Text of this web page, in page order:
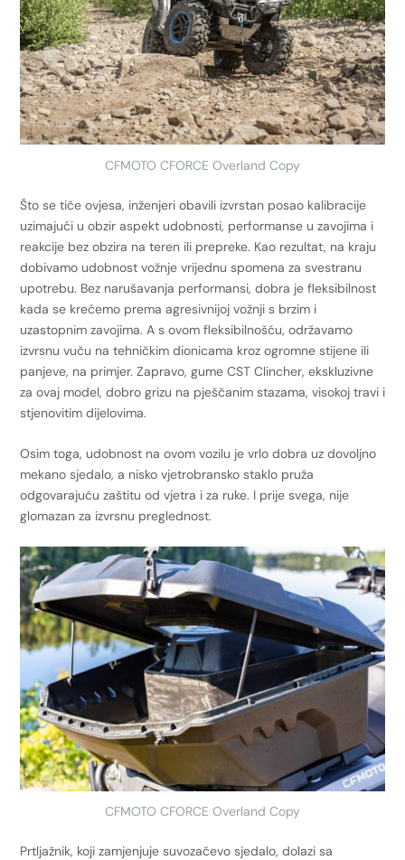
CFMOTO CFORCE Overland Copy
Što se tiče ovjesa, inženjeri obavili izvrstan posao kalibracije
uzimajući u obzir aspekt udobnosti, performanse u zavojima i
reakcije bez obzira na teren ili prepreke. Kao rezultat, na kraju
dobivamo udobnost vožnje vrijednu spomena za svestranu
upotrebu. Bez narušavanja performansi, dobra je fleksibilnost
kada se krećemo prema agresivnijoj vožnji s brzim i
uzastopnim zavojima. A s ovom fleksibilnošću, održavamo
izvrsnu vuču na tehničkim dionicama kroz ogromne stijene ili
panjeve, na primjer. Zapravo, gume CST Clincher, ekskluzivne
za ovaj model, dobro grizu na pješčanim stazama, visokoj travi i
stjenovitim dijelovima.
Osim toga, udobnost na ovom vozilu je vrlo dobra uz dovoljno
mekano sjedalo, a nisko vjetrobransko staklo pruža
odgovarajuću zaštitu od vjetra i za ruke. I prije svega, nije
glomazan za izvrsnu preglednost.
CFMOTO CFORCE Overland Copy
Prtljažnik, koji zamjenjuje suvozačevo sjedalo, dolazi sa